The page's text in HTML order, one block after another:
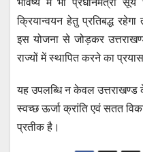
भविष्य में भी प्रधानमंत्री
क्रियान्वयन हेतु प्रतिबद्ध
इस योजना से जोड़कर
राज्यों में स्थापित करने का
यह उपलब्धि न केवल उत्तराखण्ड
स्वच्छ ऊर्जा क्रांति एवं सतत
प्रतीक है।